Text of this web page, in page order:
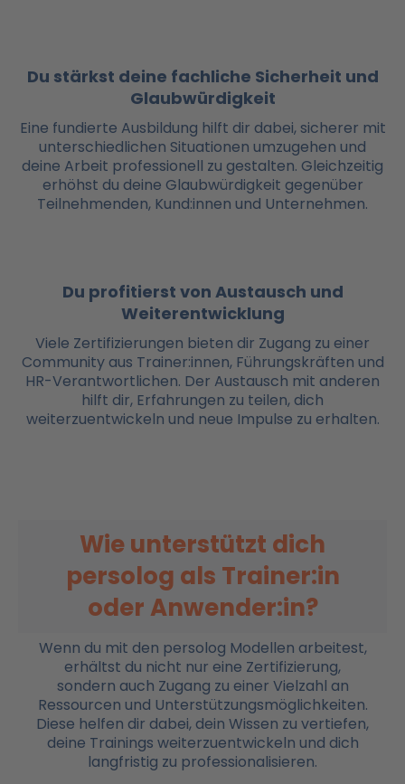
Du stärkst deine fachliche Sicherheit und
Glaubwürdigkeit
Eine fundierte Ausbildung hilft dir dabei, sicherer mit
unterschiedlichen Situationen umzugehen und
deine Arbeit professionell zu gestalten. Gleichzeitig
erhöhst du deine Glaubwürdigkeit gegenüber
Teilnehmenden, Kund:innen und Unternehmen.
Du profitierst von Austausch und
Weiterentwicklung
Viele Zertifizierungen bieten dir Zugang zu einer
Community aus Trainer:innen, Führungskräften und
HR-Verantwortlichen. Der Austausch mit anderen
hilft dir, Erfahrungen zu teilen, dich
weiterzuentwickeln und neue Impulse zu erhalten.
Wie unterstützt dich
persolog als Trainer:in
oder Anwender:in?
Wenn du mit den persolog Modellen arbeitest,
erhältst du nicht nur eine Zertifizierung,
sondern auch Zugang zu einer Vielzahl an
Ressourcen und Unterstützungsmöglichkeiten.
Diese helfen dir dabei, dein Wissen zu vertiefen,
deine Trainings weiterzuentwickeln und dich
langfristig zu professionalisieren.